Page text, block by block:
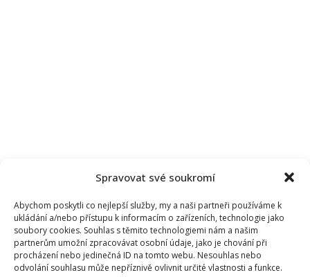
Spravovat své soukromí
Abychom poskytli co nejlepší služby, my a naši partneři používáme k
ukládání a/nebo přístupu k informacím o zařízeních, technologie jako
soubory cookies. Souhlas s těmito technologiemi nám a našim
partnerům umožní zpracovávat osobní údaje, jako je chování při
procházení nebo jedinečná ID na tomto webu. Nesouhlas nebo
odvolání souhlasu může nepříznivě ovlivnit určité vlastnosti a funkce.